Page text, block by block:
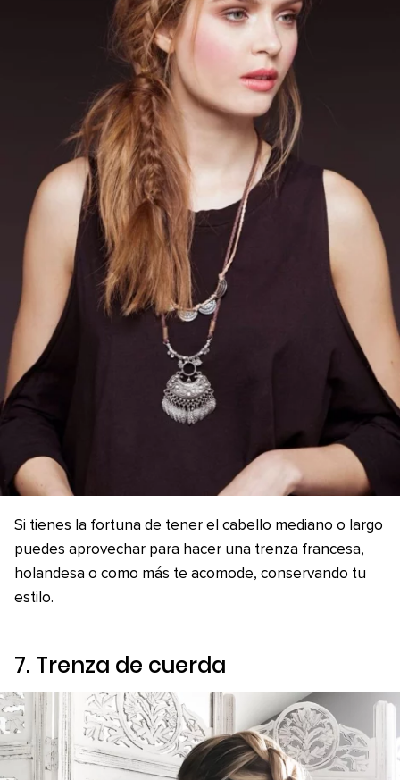
Si tienes la fortuna de tener el cabello mediano o largo
puedes aprovechar para hacer una trenza francesa,
holandesa o como más te acomode, conservando tu
estilo.
7. Trenza de cuerda